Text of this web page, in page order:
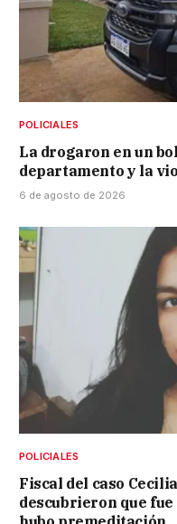
POLICIALES
La drogaron en un
departamento y la
6 de agosto de 2026
POLICIALES
Fiscal del caso
descubrieron que